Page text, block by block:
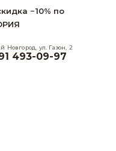
−10% по
Новгород, ул. Газон, 2
493-09-97